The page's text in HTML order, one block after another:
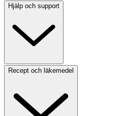
Hjälp och support
Recept och läkemedel